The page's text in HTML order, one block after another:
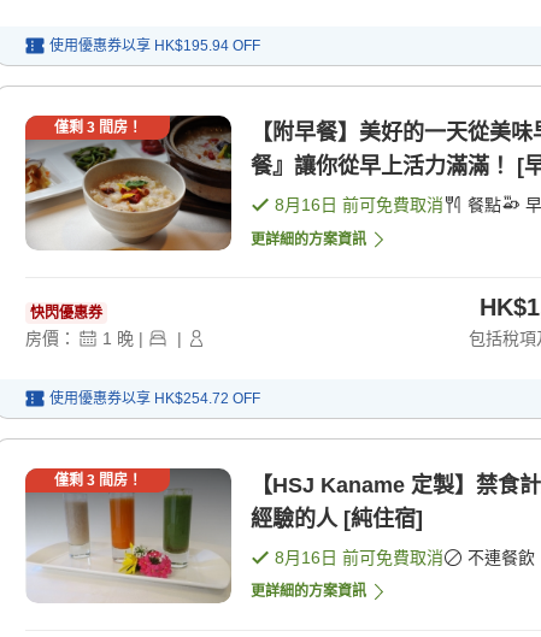
使用優惠券以享 HK$195.94 OFF
僅剩 3間房！
【附早餐】美好的一天從美
餐』讓你從早上活力滿滿！ [
8月16日 前可免費取消 餐點
更詳細的方案資訊
快閃優惠券
房價： 1 晚 | | 包括稅項
使用優惠券以享 HK$254.72 OFF
僅剩 3間房！
【HSJ Kaname 定製】禁食
經驗的人 [純住宿]
8月16日 前可免費取消 不連餐飲
更詳細的方案資訊